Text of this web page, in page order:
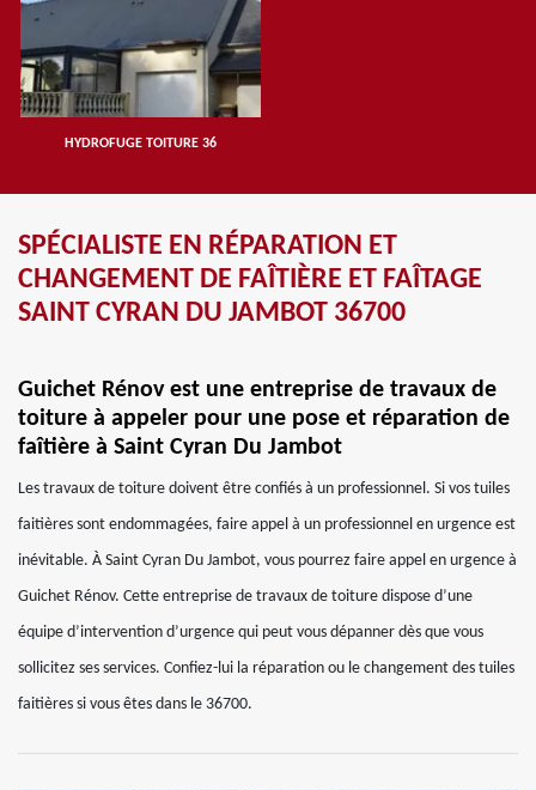
HYDROFUGE TOITURE 36
SPÉCIALISTE EN RÉPARATION ET
CHANGEMENT DE FAÎTIÈRE ET FAÎTAGE
SAINT CYRAN DU JAMBOT 36700
Guichet Rénov est une entreprise de travaux de
toiture à appeler pour une pose et réparation de
faîtière à Saint Cyran Du Jambot
Les travaux de toiture doivent être confiés à un professionnel. Si vos tuiles
faitières sont endommagées, faire appel à un professionnel en urgence est
inévitable. À Saint Cyran Du Jambot, vous pourrez faire appel en urgence à
Guichet Rénov. Cette entreprise de travaux de toiture dispose d’une
équipe d’intervention d’urgence qui peut vous dépanner dès que vous
sollicitez ses services. Confiez-lui la réparation ou le changement des tuiles
faitières si vous êtes dans le 36700.